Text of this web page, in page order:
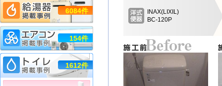
INAX(LIXIL)
BC-120P
6084件
154件
1612件